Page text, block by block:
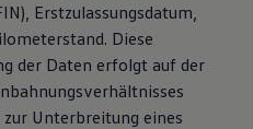
Erstzulassungsdatum,
Diese
der Daten erfolgt auf der
zur Unterbreitung eines